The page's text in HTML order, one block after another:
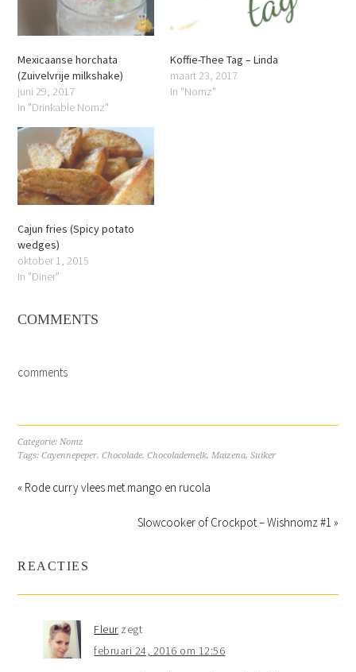
Mexicaanse horchata
(Zuivelvrije milkshake)
juni 29, 2017
In "Drinkable Nomz"
Koffie-Thee Tag – Linda
maart 23, 2017
In "Nomz"
Cajun fries (Spicy potato
wedges)
oktober 1, 2015
In "Diner"
COMMENTS
comments
Categorie:Nomz
Tags:Cayennepeper,Chocolade,Chocolademelk,Maizena,Suiker
« Rode curry vlees met mango en rucola
Slowcooker of Crockpot – Wishnomz #1 »
REACTIES
Fleur zegt
februari 24, 2016 om 12:56